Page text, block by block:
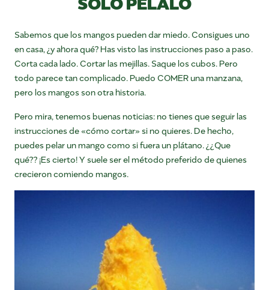
Sabemos que los mangos pueden dar miedo. Consigues uno
en casa, ¿y ahora qué? Has visto las instrucciones paso a paso.
Corta cada lado. Cortar las mejillas. Saque los cubos. Pero
todo parece tan complicado. Puedo COMER una manzana,
pero los mangos son otra historia.
Pero mira, tenemos buenas noticias: no tienes que seguir las
instrucciones de «cómo cortar» si no quieres. De hecho,
puedes pelar un mango como si fuera un plátano. ¿¿Que
qué?? ¡Es cierto! Y suele ser el método preferido de quienes
crecieron comiendo mangos.